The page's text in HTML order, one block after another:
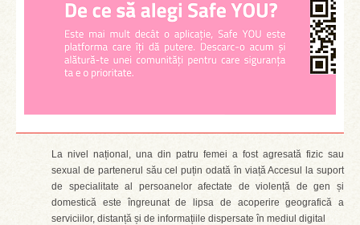
La nivel național, una din patru femei a fost agresată fizic sau
sexual de partenerul său cel puțin odată în viață Accesul la suport
de specialitate al persoanelor afectate de violență de gen și
domestică este îngreunat de lipsa de acoperire geografică a
serviciilor, distanță și de informațiile dispersate în mediul digital